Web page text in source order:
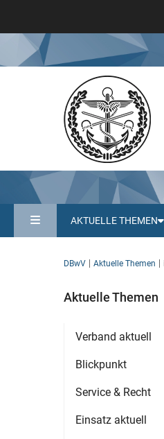
AKTUELLE THEMEN
DBwV Aktuelle Themen
Aktuelle Themen
Verband aktuell
Blickpunkt
Service & Recht
Einsatz aktuell